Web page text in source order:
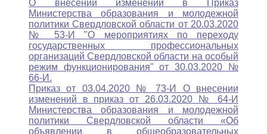
О внесении изменений в Приказ
Министерства образования и молодежной
политики Свердловской области от 20.03.2020
№ 53-И "О мероприятиях по переходу
государственных профессиональных
организаций Свердловской области на особый
режим функционирования" от 30.03.2020 №
66-И.
Приказ от 03.04.2020 № 73-И О внесении
изменений в приказ от 26.03.2020 № 64-И
Министерства образования и молодежной
политики Свердловской области «Об
объявлении в общеобразовательных